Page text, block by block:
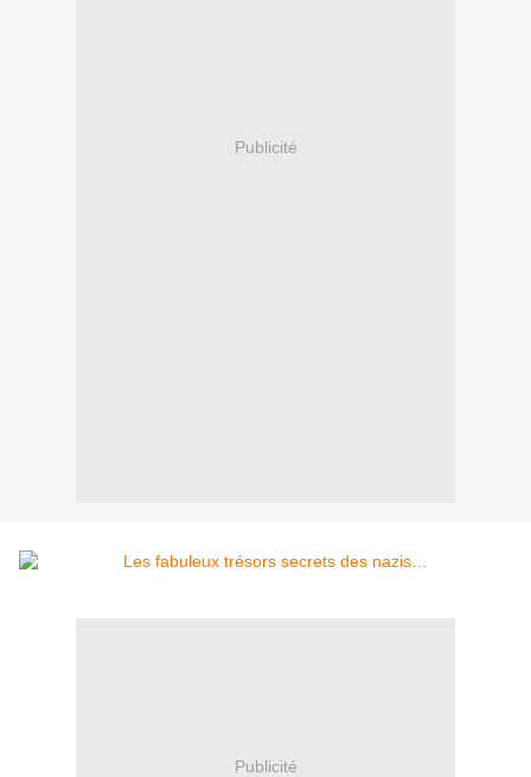
Publicité
Publicité